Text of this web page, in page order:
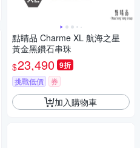
點睛品 Charme XL 航海之星
黃金黑鑽石串珠
$23,490 9折
挑戰低價 券
加入購物車